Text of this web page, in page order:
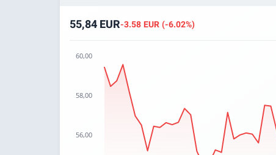
55,84 EUR-3.58 EUR (-6.02%)
Chart with 67 data points.
The chart has 1 X axis displaying categories.
The chart has 1 Y axis displaying values.
56,00
58,00
60,00